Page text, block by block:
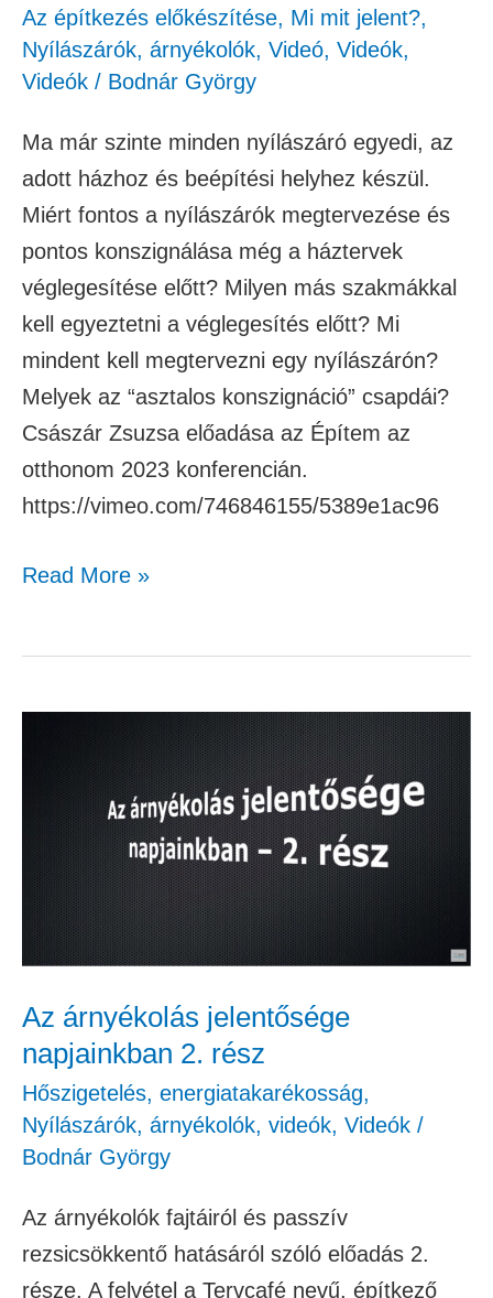
Az építkezés előkészítése, Mi mit jelent?,
Nyílászárók, árnyékolók, Videó, Videók,
Videók / Bodnár György
Ma már szinte minden nyílászáró egyedi, az
adott házhoz és beépítési helyhez készül.
Miért fontos a nyílászárók megtervezése és
pontos konszignálása még a háztervek
véglegesítése előtt? Milyen más szakmákkal
kell egyeztetni a véglegesítés előtt? Mi
mindent kell megtervezni egy nyílászárón?
Melyek az “asztalos konszignáció” csapdái?
Császár Zsuzsa előadása az Építem az
otthonom 2023 konferencián.
https://vimeo.com/746846155/5389e1ac96
Read More »
Az árnyékolás jelentősége
napjainkban 2. rész
Hőszigetelés, energiatakarékosság,
Nyílászárók, árnyékolók, videók, Videók /
Bodnár György
Az árnyékolók fajtáiról és passzív
rezsicsökkentő hatásáról szóló előadás 2.
része. A felvétel a Tervcafé nevű, építkező
árnyékolás
jelentősége
napjainkban
rész